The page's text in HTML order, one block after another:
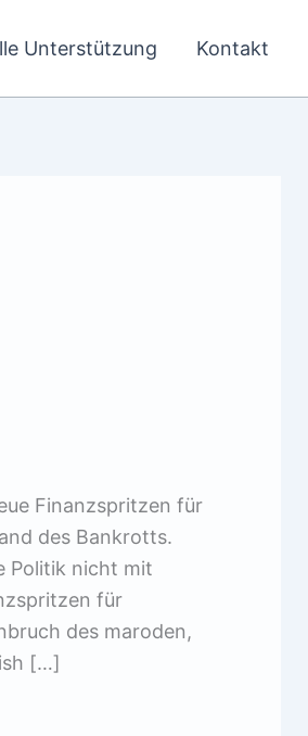
Unterstützung Kontakt
Finanzspritzen für
des Bankrotts.
Politik nicht mit
für
des maroden,
[…]